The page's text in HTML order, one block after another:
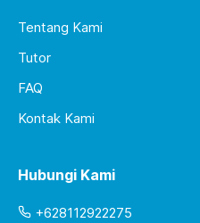
Tentang Kami
Tutor
FAQ
Kontak Kami
Hubungi Kami
+628112922275